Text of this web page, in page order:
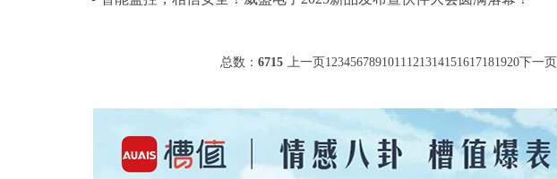
总数： 6715 上一页1234567891011121314151617181920下一页